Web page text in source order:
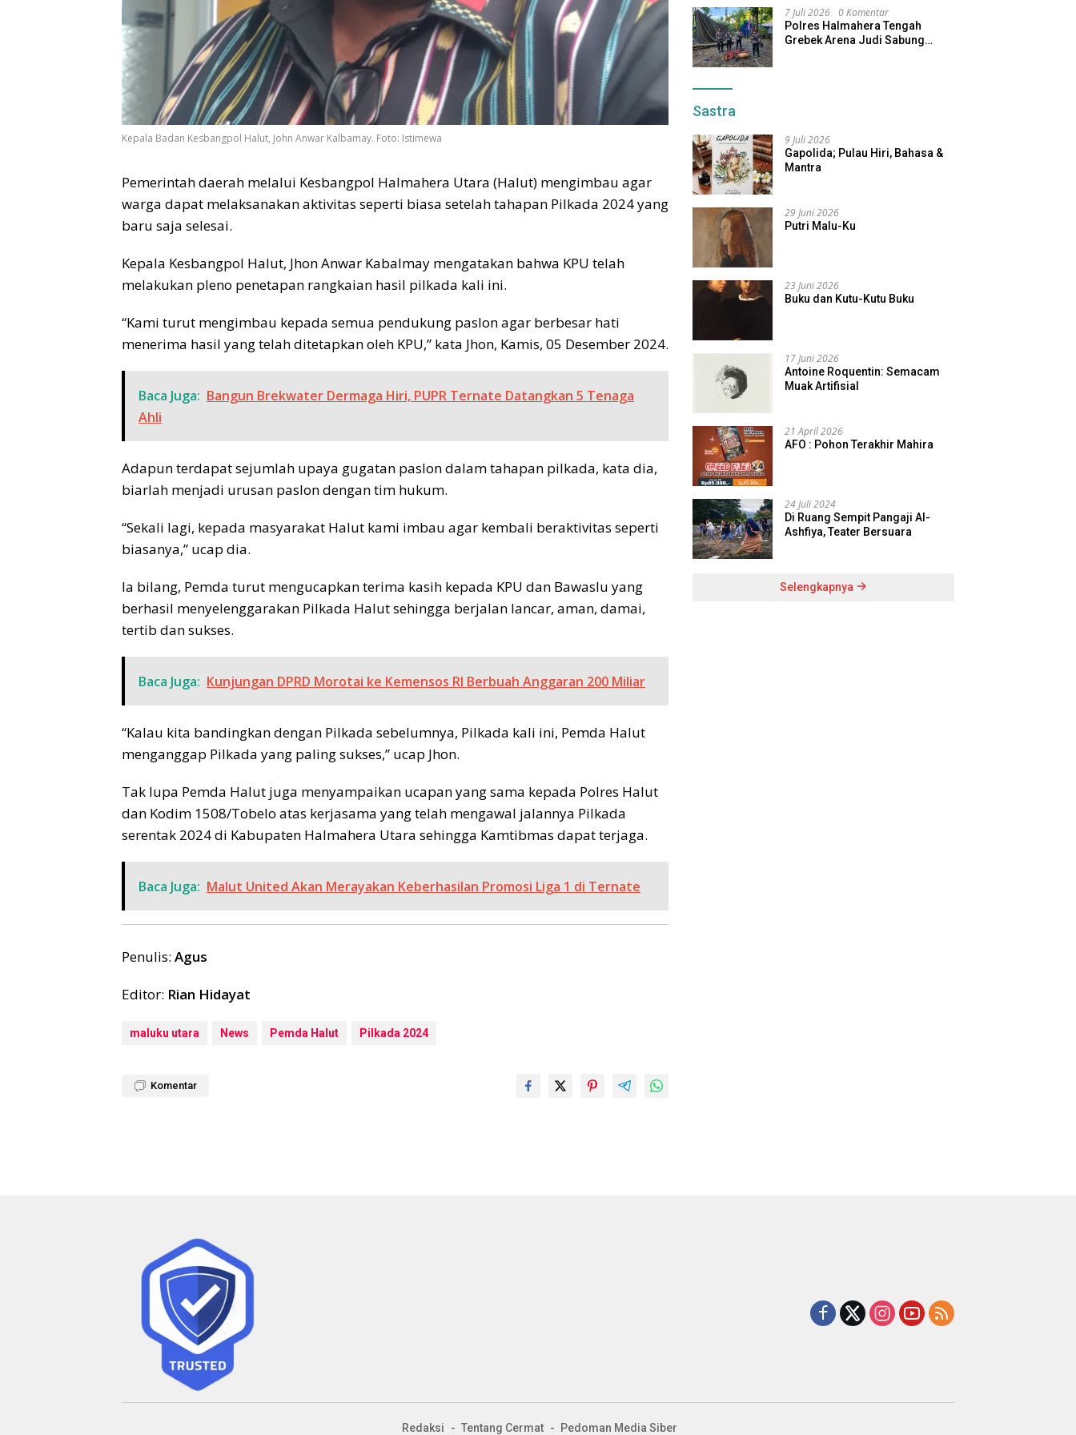
Kepala Badan Kesbangpol Halut, John Anwar Kalbamay. Foto: Istimewa
Pemerintah daerah melalui Kesbangpol Halmahera Utara (Halut) mengimbau agar
warga dapat melaksanakan aktivitas seperti biasa setelah tahapan Pilkada 2024 yang
baru saja selesai.
Kepala Kesbangpol Halut, Jhon Anwar Kabalmay mengatakan bahwa KPU telah
melakukan pleno penetapan rangkaian hasil pilkada kali ini.
“Kami turut mengimbau kepada semua pendukung paslon agar berbesar hati
menerima hasil yang telah ditetapkan oleh KPU,” kata Jhon, Kamis, 05 Desember 2024.
Baca Juga: Bangun Brekwater Dermaga Hiri, PUPR Ternate Datangkan 5 Tenaga
Ahli
Adapun terdapat sejumlah upaya gugatan paslon dalam tahapan pilkada, kata dia,
biarlah menjadi urusan paslon dengan tim hukum.
“Sekali lagi, kepada masyarakat Halut kami imbau agar kembali beraktivitas seperti
biasanya,” ucap dia.
Ia bilang, Pemda turut mengucapkan terima kasih kepada KPU dan Bawaslu yang
berhasil menyelenggarakan Pilkada Halut sehingga berjalan lancar, aman, damai,
tertib dan sukses.
Baca Juga: Kunjungan DPRD Morotai ke Kemensos RI Berbuah Anggaran 200 Miliar
“Kalau kita bandingkan dengan Pilkada sebelumnya, Pilkada kali ini, Pemda Halut
menganggap Pilkada yang paling sukses,” ucap Jhon.
Tak lupa Pemda Halut juga menyampaikan ucapan yang sama kepada Polres Halut
dan Kodim 1508/Tobelo atas kerjasama yang telah mengawal jalannya Pilkada
serentak 2024 di Kabupaten Halmahera Utara sehingga Kamtibmas dapat terjaga.
Baca Juga: Malut United Akan Merayakan Keberhasilan Promosi Liga 1 di Ternate
Penulis: Agus
Editor: Rian Hidayat
maluku utara News Pemda Halut Pilkada 2024
Komentar
7 Juli 2026 0 Komentar
Polres Halmahera Tengah
Grebek Arena Judi Sabung
Sastra
9 Juli 2026
Gapolida; Pulau Hiri, Bahasa &
Mantra
29 Juni 2026
Putri Malu-Ku
23 Juni 2026
Buku dan Kutu-Kutu Buku
17 Juni 2026
Antoine Roquentin: Semacam
Muak Artifisial
21 April 2026
AFO : Pohon Terakhir Mahira
24 Juli 2024
Di Ruang Sempit Pangaji Al-
Ashfiya, Teater Bersuara
Selengkapnya
Redaksi Tentang Cermat Pedoman Media Siber